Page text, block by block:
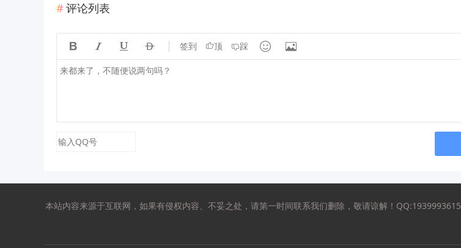
评论列表
    签到 顶 踩  
本站内容来源于互联网，如果有侵权内容、不妥之处，请第一时间联系我们删除，敬请谅解！QQ:1939993615